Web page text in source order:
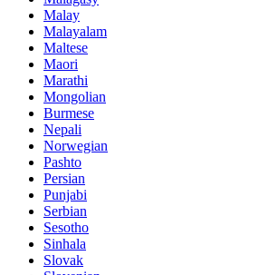
Malay
Malayalam
Maltese
Maori
Marathi
Mongolian
Burmese
Nepali
Norwegian
Pashto
Persian
Punjabi
Serbian
Sesotho
Sinhala
Slovak